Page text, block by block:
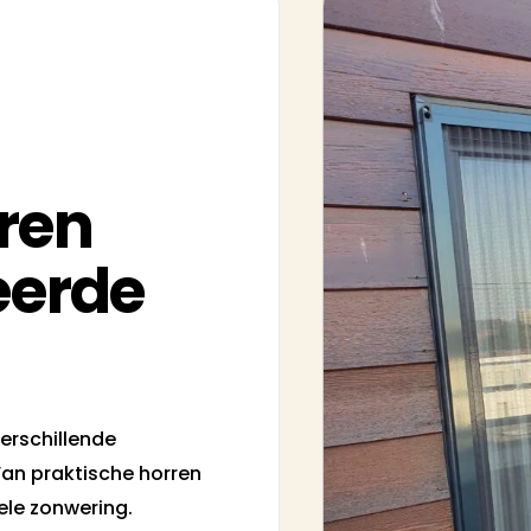
praktische horren
zonwering.